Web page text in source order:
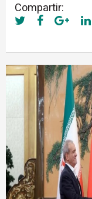
Compartir: